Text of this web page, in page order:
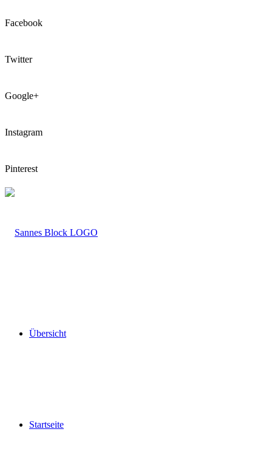
Facebook
Twitter
Google+
Instagram
Pinterest
LOGO
Übersicht
Startseite